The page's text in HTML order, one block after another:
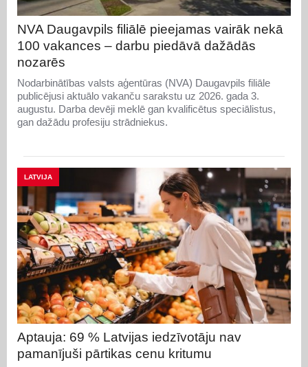
NVA Daugavpils filiālē pieejamas vairāk nekā
100 vakances – darbu piedāvā dažādās
nozarēs
Nodarbinātības valsts aģentūras (NVA) Daugavpils filiāle
publicējusi aktuālo vakanču sarakstu uz 2026. gada 3.
augustu. Darba devēji meklē gan kvalificētus speciālistus,
gan dažādu profesiju strādniekus.
LATVIJA
Aptauja: 69 % Latvijas iedzīvotāju nav
pamanījuši pārtikas cenu kritumu